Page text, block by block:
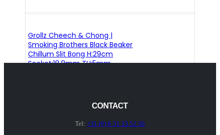
Grollz Cheech & Chong |
Smoking Brothers Black Beaker
Chillum Slit Bong H:29cm
Socket:18.8mm TH:5mm
CONTACT
Tel: +31 (0) 6 51 33 52 30